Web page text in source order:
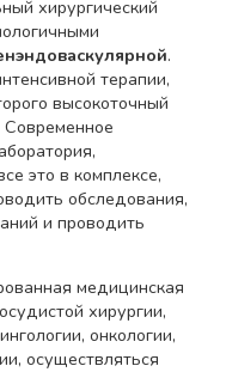
хирургический
.
терапии,
высокоточный
это в комплексе,
обследования,
и проводить
медицинская
хирургии,
онкологии,
осуществляться